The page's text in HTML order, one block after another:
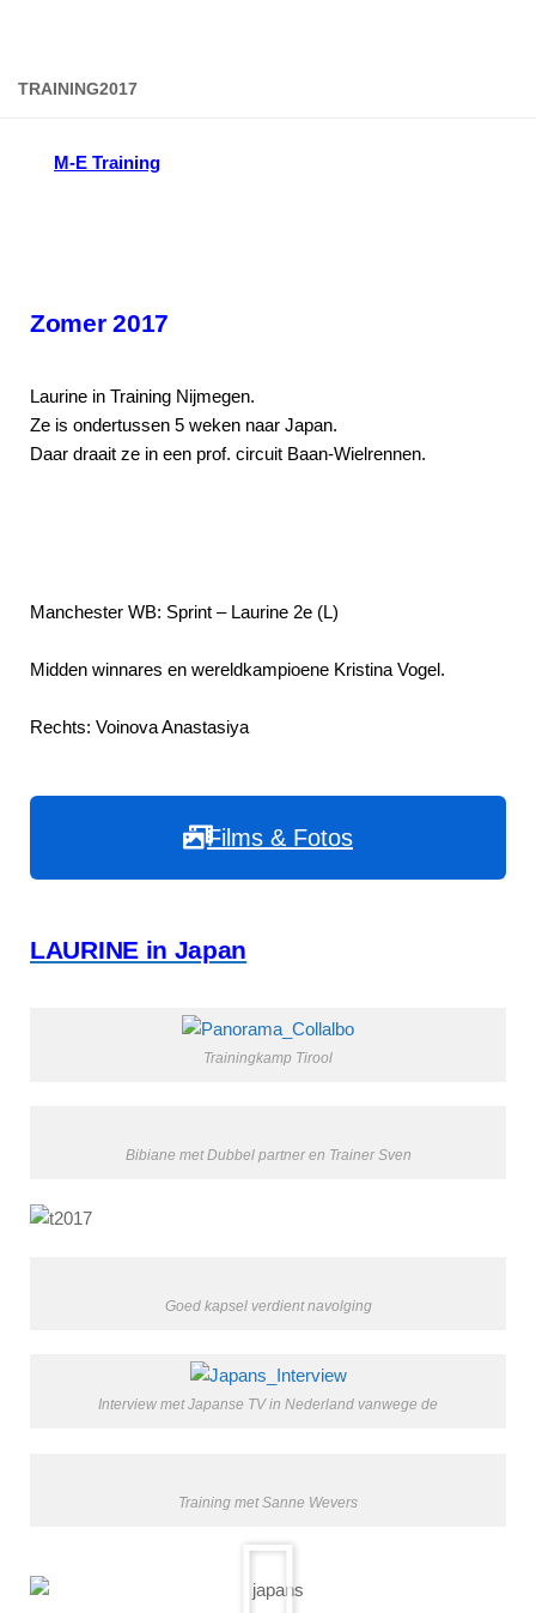
TRAINING2017
M-E Training
Zomer 2017
Laurine in Training Nijmegen.
Ze is ondertussen 5 weken naar Japan.
Daar draait ze in een prof. circuit Baan-Wielrennen.
Manchester WB: Sprint – Laurine 2e (L)
Midden winnares en wereldkampioene Kristina Vogel.
Rechts: Voinova Anastasiya
Films & Fotos
LAURINE in Japan
Trainingkamp Tirool
Bibiane met Dubbel partner en Trainer Sven
Goed kapsel verdient navolging
Interview met Japanse TV in Nederland vanwege de
Training met Sanne Wevers